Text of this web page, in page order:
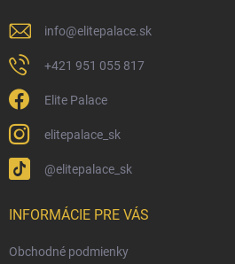
info@elitepalace.sk
+421 951 055 817
Elite Palace
elitepalace_sk
@elitepalace_sk
INFORMÁCIE PRE VÁS
Obchodné podmienky